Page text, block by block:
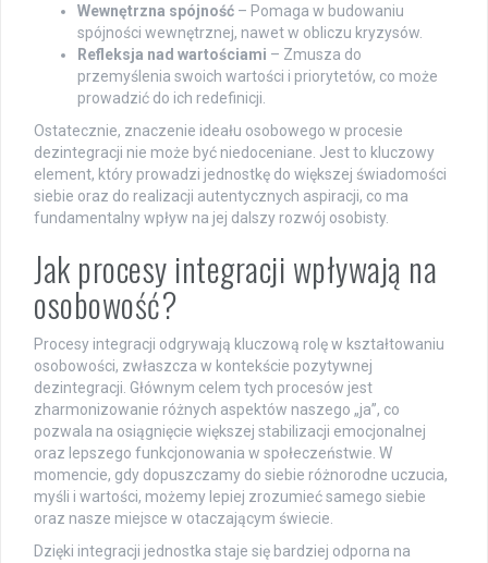
Wewnętrzna spójność – Pomaga w budowaniu
spójności wewnętrznej, nawet w obliczu kryzysów.
Refleksja nad wartościami – Zmusza do
przemyślenia swoich wartości i priorytetów, co może
prowadzić do ich redefinicji.
Ostatecznie, znaczenie ideału osobowego w procesie
dezintegracji nie może być niedoceniane. Jest to kluczowy
element, który prowadzi jednostkę do większej świadomości
siebie oraz do realizacji autentycznych aspiracji, co ma
fundamentalny wpływ na jej dalszy rozwój osobisty.
Jak procesy integracji wpływają na
osobowość?
Procesy integracji odgrywają kluczową rolę w kształtowaniu
osobowości, zwłaszcza w kontekście pozytywnej
dezintegracji. Głównym celem tych procesów jest
zharmonizowanie różnych aspektów naszego „ja”, co
pozwala na osiągnięcie większej stabilizacji emocjonalnej
oraz lepszego funkcjonowania w społeczeństwie. W
momencie, gdy dopuszczamy do siebie różnorodne uczucia,
myśli i wartości, możemy lepiej zrozumieć samego siebie
oraz nasze miejsce w otaczającym świecie.
Dzięki integracji jednostka staje się bardziej odporna na